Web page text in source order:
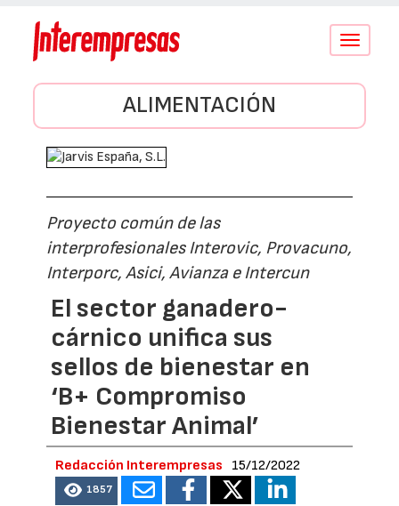
Conmutar
ALIMENTACIÓN
Proyecto común de las
interprofesionales Interovic, Provacuno,
Interporc, Asici, Avianza e Intercun
El sector ganadero-
cárnico unifica sus
sellos de bienestar en
‘B+ Compromiso
Bienestar Animal’
Redacción Interempresas 15/12/2022
1857